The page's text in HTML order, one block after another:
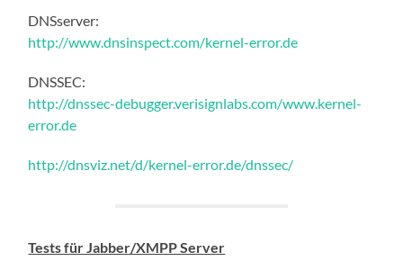
DNSserver:
http://www.dnsinspect.com/kernel-error.de
DNSSEC:
http://dnssec-debugger.verisignlabs.com/www.kernel-
error.de
http://dnsviz.net/d/kernel-error.de/dnssec/
Tests für Jabber/XMPP Server